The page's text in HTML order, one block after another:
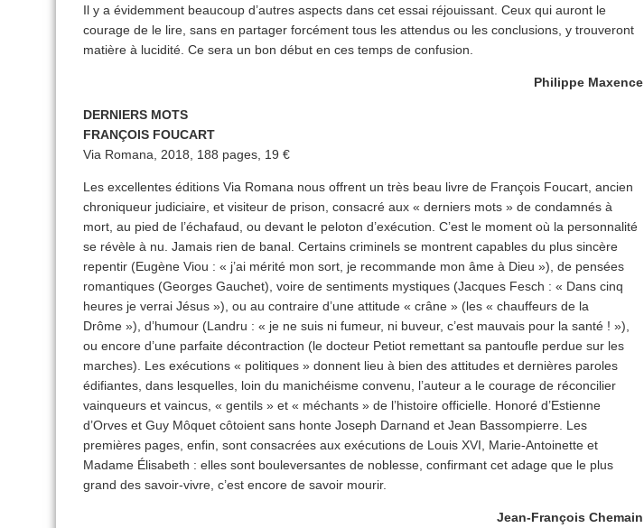
Il y a évidemment beaucoup d’autres aspects dans cet essai réjouissant. Ceux qui auront le
courage de le lire, sans en partager forcément tous les attendus ou les conclusions, y trouveront
matière à lucidité. Ce sera un bon début en ces temps de confusion.
Philippe Maxence
DERNIERS MOTS
FRANÇOIS FOUCART
Via Romana, 2018, 188 pages, 19 €
Les excellentes éditions Via Romana nous offrent un très beau livre de François Foucart, ancien
chroniqueur judiciaire, et visiteur de prison, consacré aux « derniers mots » de condamnés à
mort, au pied de l’échafaud, ou devant le peloton d’exécution. C’est le moment où la personnalité
se révèle à nu. Jamais rien de banal. Certains criminels se montrent capables du plus sincère
repentir (Eugène Viou : « j’ai mérité mon sort, je recommande mon âme à Dieu »), de pensées
romantiques (Georges Gauchet), voire de sentiments mystiques (Jacques Fesch : « Dans cinq
heures je verrai Jésus »), ou au contraire d’une attitude « crâne » (les « chauffeurs de la
Drôme »), d’humour (Landru : « je ne suis ni fumeur, ni buveur, c’est mauvais pour la santé ! »),
ou encore d’une parfaite décontraction (le docteur Petiot remettant sa pantoufle perdue sur les
marches). Les exécutions « politiques » donnent lieu à bien des attitudes et dernières paroles
édifiantes, dans lesquelles, loin du manichéisme convenu, l’auteur a le courage de réconcilier
vainqueurs et vaincus, « gentils » et « méchants » de l’histoire officielle. Honoré d’Estienne
d’Orves et Guy Môquet côtoient sans honte Joseph Darnand et Jean Bassompierre. Les
premières pages, enfin, sont consacrées aux exécutions de Louis XVI, Marie-Antoinette et
Madame Élisabeth : elles sont bouleversantes de noblesse, confirmant cet adage que le plus
grand des savoir-vivre, c’est encore de savoir mourir.
Jean-François Chemain